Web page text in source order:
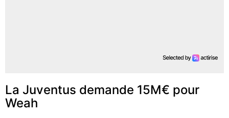
La Juventus demande 15M€ pour
Weah